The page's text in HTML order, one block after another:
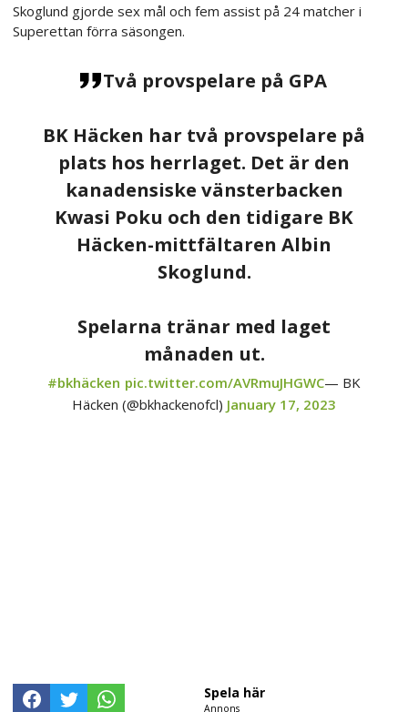
Skoglund gjorde sex mål och fem assist på 24 matcher i
Superettan förra säsongen.
Två provspelare på GPA
BK Häcken har två provspelare på
plats hos herrlaget. Det är den
kanadensiske vänsterbacken
Kwasi Poku och den tidigare BK
Häcken-mittfältaren Albin
Skoglund.
Spelarna tränar med laget
månaden ut.
#bkhäcken pic.twitter.com/AVRmuJHGWC— BK
Häcken (@bkhackenofcl) January 17, 2023
Spela här
Annons